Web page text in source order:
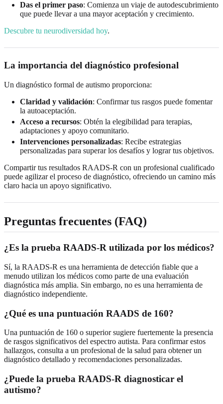
Das el primer paso: Comienza un viaje de autodescubrimiento
que puede llevar a una mayor aceptación y crecimiento.
Descubre tu neurodiversidad hoy.
La importancia del diagnóstico profesional
Un diagnóstico formal de autismo proporciona:
Claridad y validación: Confirmar tus rasgos puede fomentar
la autoaceptación.
Acceso a recursos: Obtén la elegibilidad para terapias,
adaptaciones y apoyo comunitario.
Intervenciones personalizadas: Recibe estrategias
personalizadas para superar los desafíos y lograr tus objetivos.
Compartir tus resultados RAADS-R con un profesional cualificado
puede agilizar el proceso de diagnóstico, ofreciendo un camino más
claro hacia un apoyo significativo.
Preguntas frecuentes (FAQ)
¿Es la prueba RAADS-R utilizada por los médicos?
Sí, la RAADS-R es una herramienta de detección fiable que a
menudo utilizan los médicos como parte de una evaluación
diagnóstica más amplia. Sin embargo, no es una herramienta de
diagnóstico independiente.
¿Qué es una puntuación RAADS de 160?
Una puntuación de 160 o superior sugiere fuertemente la presencia
de rasgos significativos del espectro autista. Para confirmar estos
hallazgos, consulta a un profesional de la salud para obtener un
diagnóstico detallado y recomendaciones personalizadas.
¿Puede la prueba RAADS-R diagnosticar el
autismo?